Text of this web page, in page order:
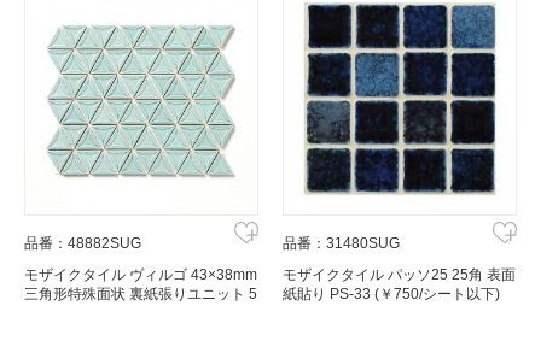
品番：48882SUG
モザイクタイル ヴィルゴ 43×38mm
三角形特殊面状 裏紙張りユニット 5
品番：31480SUG
モザイクタイル パッソ25 25角 表面
紙貼り PS-33 (￥750/シート以下)